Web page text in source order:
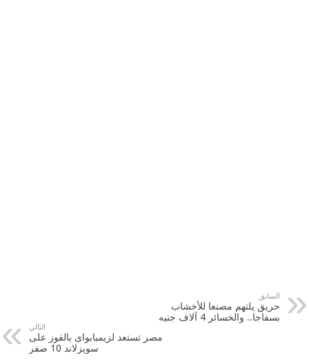
السابق
حريق يلتهم مصنعا للأخشاب
بسفاجا.. والخسائر 4 آلاف جنيه
التالي
مصر تستعد لزيمبابواى بالفوز على
سويزلاند 10 صفر